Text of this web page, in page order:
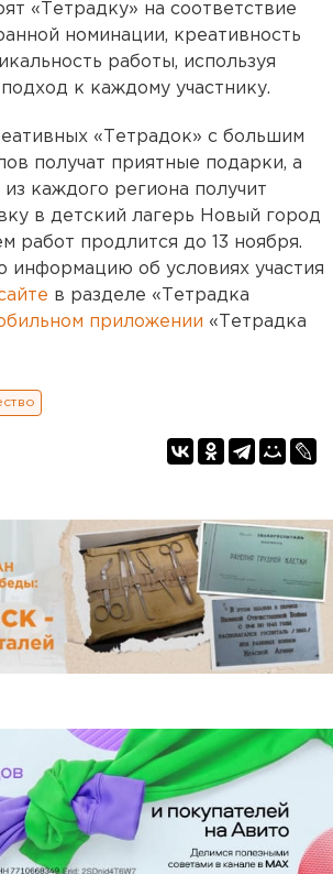
«Тетрадку» на соответствие
номинации, креативность
работы, используя
к каждому участнику.
«Тетрадок» с большим
получат приятные подарки, а
каждого региона получит
в детский лагерь Новый город
работ продлится до 13 ноября.
информацию об условиях участия
в разделе «Тетрадка
приложении «Тетрадка